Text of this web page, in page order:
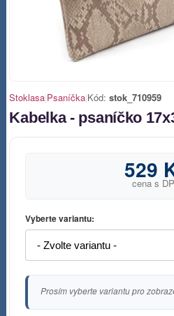
Stoklasa|Psaníčka|Kód:stok_710959
Kabelka - psaníčko
529
cena s
Vyberte variantu:
Prosím vyberte variantu pro